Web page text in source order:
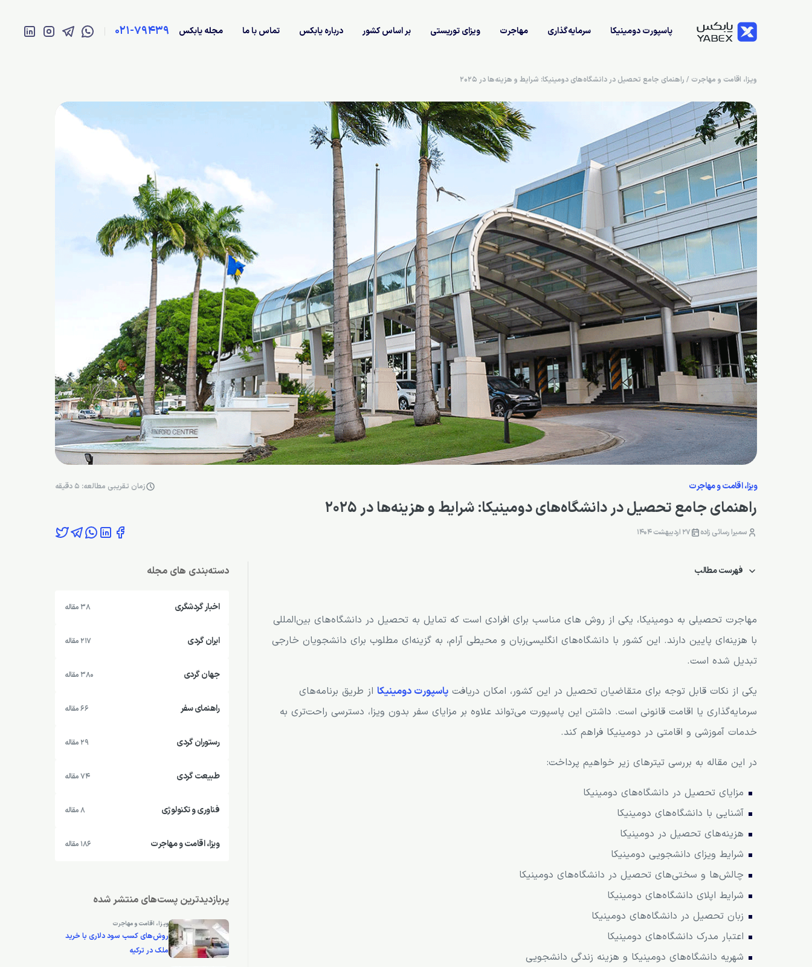
پاسپورت دومینیکا سرمایه‌گذاری مهاجرت ویزای توریستی بر اساس کشور درباره یابکس تماس با ما مجله یابکس 021-79439
ویزا، اقامت و مهاجرت / راهنمای جامع تحصیل در دانشگاه‌های دومینیکا: شرایط و هزینه‌ها در 2025
ویزا، اقامت و مهاجرت زمان تقریبی مطالعه: 5 دقیقه
راهنمای جامع تحصیل در دانشگاه‌های دومینیکا: شرایط و هزینه‌ها در 2025
سمیرا رسائی زاده 27 اردیبهشت 1404
فهرست مطالب
آشنایی با دانشگاه‌های دومینیکا
شرایط پذیرش در دانشگاه‌های دومینیکا
هزینه‌های تحصیل در دومینیکا
رشته‌های محبوب برای دانشجویان بین‌المللی
شرایط ویزای دانشجویی دومینیکا
چالش‌ها و سختی‌های تحصیل در دانشگاه‌های دومینیکا
شرایط اپلای دانشگاه‌های دومینیکا
زبان تحصیل در دانشگاه‌های دومینیکا
اعتبار مدرک دانشگاه‌های دومینیکا
شهریه دانشگاه‌های دومینیکا و هزینه زندگی دانشجویی
سیستم آموزشی در دومینیکا چگونه است؟
مسیرهای مهاجرت پس از تحصیل در دومینیکا
مهاجرت تحصیلی به دومینیکا، یکی از روش های مناسب برای افرادی است که تمایل به تحصیل در دانشگاه‌های بین‌المللی
با هزینه‌ای پایین دارند. این کشور با دانشگاه‌های انگلیسی‌زبان و محیطی آرام، به گزینه‌ای مطلوب برای دانشجویان خارجی
تبدیل شده است.
یکی از نکات قابل توجه برای متقاضیان تحصیل در این کشور، امکان دریافت پاسپورت دومینیکا از طریق برنامه‌های
سرمایه‌گذاری یا اقامت قانونی است. داشتن این پاسپورت می‌تواند علاوه بر مزایای سفر بدون ویزا، دسترسی راحت‌تری به
خدمات آموزشی و اقامتی در دومینیکا فراهم کند.
در این مقاله به بررسی تیترهای زیر خواهیم پرداخت:
مزایای تحصیل در دانشگاه‌های دومینیکا
آشنایی با دانشگاه‌های دومینیکا
هزینه‌های تحصیل در دومینیکا
شرایط ویزای دانشجویی دومینیکا
چالش‌ها و سختی‌های تحصیل در دانشگاه‌های دومینیکا
شرایط اپلای دانشگاه‌های دومینیکا
زبان تحصیل در دانشگاه‌های دومینیکا
اعتبار مدرک دانشگاه‌های دومینیکا
شهریه دانشگاه‌های دومینیکا و هزینه زندگی دانشجویی
دسته‌بندی های مجله
اخبار گردشگری 38 مقاله
ایران گردی 217 مقاله
جهان گردی 380 مقاله
راهنمای سفر 66 مقاله
رستوران گردی 29 مقاله
طبیعت گردی 74 مقاله
فناوری و تکنولوژی 8 مقاله
ویزا، اقامت و مهاجرت 186 مقاله
پربازدیدترین پست‌های منتشر شده
ویزا، اقامت و مهاجرت
روش‌های کسب سود دلاری با خرید
ملک در ترکیه